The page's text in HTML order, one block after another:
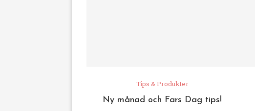
Tips & Produkter
Ny månad och Fars Dag tips!